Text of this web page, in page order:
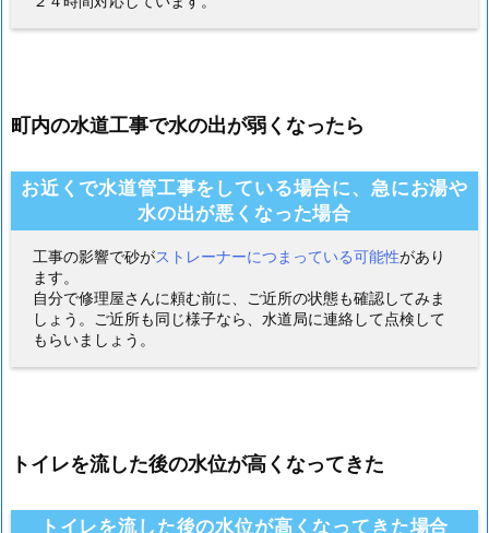
町内の水道工事で水の出が弱くなったら
お近くで水道管工事をしている場合に、急にお湯や
水の出が悪くなった場合
工事の影響で砂がストレーナーにつまっている可能性があり
ます。
自分で修理屋さんに頼む前に、ご近所の状態も確認してみま
しょう。ご近所も同じ様子なら、水道局に連絡して点検して
もらいましょう。
トイレを流した後の水位が高くなってきた
トイレを流した後の水位が高くなってきた場合